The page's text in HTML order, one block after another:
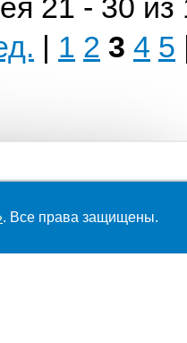
21 - 30 из
| 1 2 3 4 5
. Все права защищены.